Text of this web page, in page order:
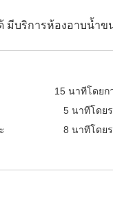
ด้ มีบริการห้องอาบ
15นาทีโดยก
5นาทีโดย
8 นาทีโดย